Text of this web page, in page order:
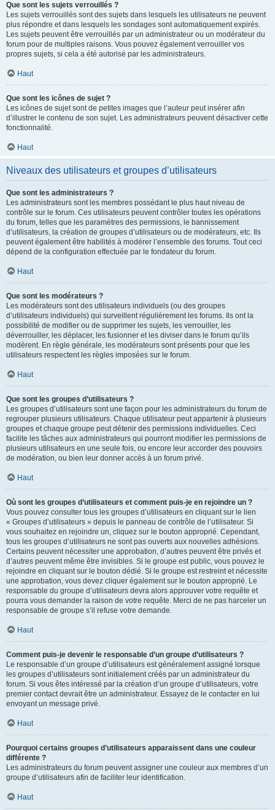
Que sont les sujets verrouillés ?
Les sujets verrouillés sont des sujets dans lesquels les utilisateurs ne peuvent
plus répondre et dans lesquels les sondages sont automatiquement expirés.
Les sujets peuvent être verrouillés par un administrateur ou un modérateur du
forum pour de multiples raisons. Vous pouvez également verrouiller vos
propres sujets, si cela a été autorisé par les administrateurs.
Haut
Que sont les icônes de sujet ?
Les icônes de sujet sont de petites images que l’auteur peut insérer afin
d’illustrer le contenu de son sujet. Les administrateurs peuvent désactiver cette
fonctionnalité.
Haut
Niveaux des utilisateurs et groupes d’utilisateurs
Que sont les administrateurs ?
Les administrateurs sont les membres possédant le plus haut niveau de
contrôle sur le forum. Ces utilisateurs peuvent contrôler toutes les opérations
du forum, telles que les paramètres des permissions, le bannissement
d’utilisateurs, la création de groupes d’utilisateurs ou de modérateurs, etc. Ils
peuvent également être habilités à modérer l’ensemble des forums. Tout ceci
dépend de la configuration effectuée par le fondateur du forum.
Haut
Que sont les modérateurs ?
Les modérateurs sont des utilisateurs individuels (ou des groupes
d’utilisateurs individuels) qui surveillent régulièrement les forums. Ils ont la
possibilité de modifier ou de supprimer les sujets, les verrouiller, les
déverrouiller, les déplacer, les fusionner et les diviser dans le forum qu’ils
modèrent. En règle générale, les modérateurs sont présents pour que les
utilisateurs respectent les règles imposées sur le forum.
Haut
Que sont les groupes d’utilisateurs ?
Les groupes d’utilisateurs sont une façon pour les administrateurs du forum de
regrouper plusieurs utilisateurs. Chaque utilisateur peut appartenir à plusieurs
groupes et chaque groupe peut détenir des permissions individuelles. Ceci
facilite les tâches aux administrateurs qui pourront modifier les permissions de
plusieurs utilisateurs en une seule fois, ou encore leur accorder des pouvoirs
de modération, ou bien leur donner accès à un forum privé.
Haut
Où sont les groupes d’utilisateurs et comment puis-je en rejoindre un ?
Vous pouvez consulter tous les groupes d’utilisateurs en cliquant sur le lien
« Groupes d’utilisateurs » depuis le panneau de contrôle de l’utilisateur. Si
vous souhaitez en rejoindre un, cliquez sur le bouton approprié. Cependant,
tous les groupes d’utilisateurs ne sont pas ouverts aux nouvelles adhésions.
Certains peuvent nécessiter une approbation, d’autres peuvent être privés et
d’autres peuvent même être invisibles. Si le groupe est public, vous pouvez le
rejoindre en cliquant sur le bouton dédié. Si le groupe est restreint et nécessite
une approbation, vous devez cliquer également sur le bouton approprié. Le
responsable du groupe d’utilisateurs devra alors approuver votre requête et
pourra vous demander la raison de votre requête. Merci de ne pas harceler un
responsable de groupe s’il refuse votre demande.
Haut
Comment puis-je devenir le responsable d’un groupe d’utilisateurs ?
Le responsable d’un groupe d’utilisateurs est généralement assigné lorsque
les groupes d’utilisateurs sont initialement créés par un administrateur du
forum. Si vous êtes intéressé par la création d’un groupe d’utilisateurs, votre
premier contact devrait être un administrateur. Essayez de le contacter en lui
envoyant un message privé.
Haut
Pourquoi certains groupes d’utilisateurs apparaissent dans une couleur
différente ?
Les administrateurs du forum peuvent assigner une couleur aux membres d’un
groupe d’utilisateurs afin de faciliter leur identification.
Haut